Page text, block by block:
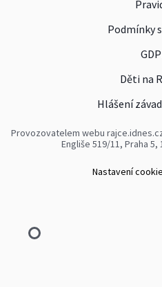
Podmínky
Děti na
Hlášení
Provozovatelem webu
Engliše 519/11, Praha 5,
Nastavení